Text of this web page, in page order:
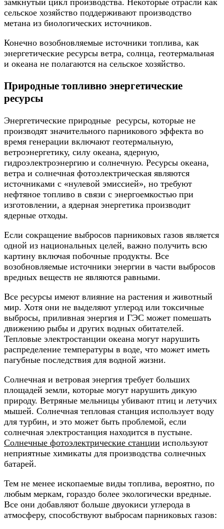
замкнутый цикл производства. Некоторые отрасли как
сельское хозяйство поддерживают производство
метана из биологических источников.
Конечно возобновляемые источники топлива, как
энергетические ресурсы ветра, солнца, геотермальная
и океана не полагаются на сельское хозяйство.
Природные топливно энергетические
ресурсы
Энергетические природные ресурсы, которые не
производят значительного парникового эффекта во
время генерации включают геотермальную,
ветроэнергетику, силу океана, ядерную,
гидроэлектроэнергию и солнечную. Ресурсы океана,
ветра и солнечная фотоэлектрическая являются
источниками с «нулевой эмиссией», но требуют
нефтяное топливо в связи с энергоемкостью при
изготовлении, а ядерная энергетика производит
ядерные отходы.
Если сокращение выбросов парниковых газов является
одной из национальных целей, важно получить всю
картину включая побочные продукты. Все
возобновляемые источники энергии в части выбросов
вредных веществ не являются равными.
Все ресурсы имеют влияние на растения и животный
мир. Хотя они не выделяют углерод или токсичные
выбросы, приливная энергия и ГЭС может помешать
движению рыбы и других водных обитателей.
Тепловые электростанции океана могут нарушить
распределение температуры в воде, что может иметь
пагубные последствия для водной жизни.
Солнечная и ветровая энергия требует больших
площадей земли, которые могут нарушить дикую
природу. Ветряные мельницы убивают птиц и летучих
мышей. Солнечная тепловая станция использует воду
для турбин, и это может быть проблемой, если
солнечная электростанция находится в пустыне.
Солнечные фотоэлектрические станции используют
неприятные химикаты для производства солнечных
батарей.
Тем не менее ископаемые виды топлива, вероятно, по
любым меркам, гораздо более экологически вредные.
Все они добавляют больше двуокиси углерода в
атмосферу, способствуют выбросам парниковых газов: